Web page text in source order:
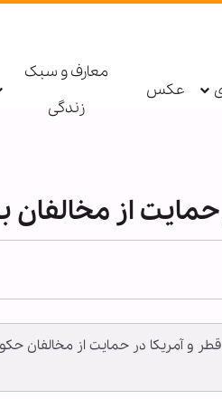
عکس
معارف و سبک
زندگی
از مخالفان
و آمریکا در حمایت از مخالفان
مقاومت
آمریکا و